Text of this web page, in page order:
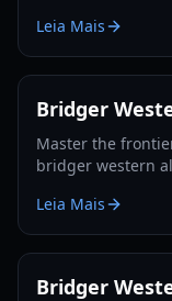
Leia Mais
Bridger
Master the
bridger western
Leia Mais
Bridger